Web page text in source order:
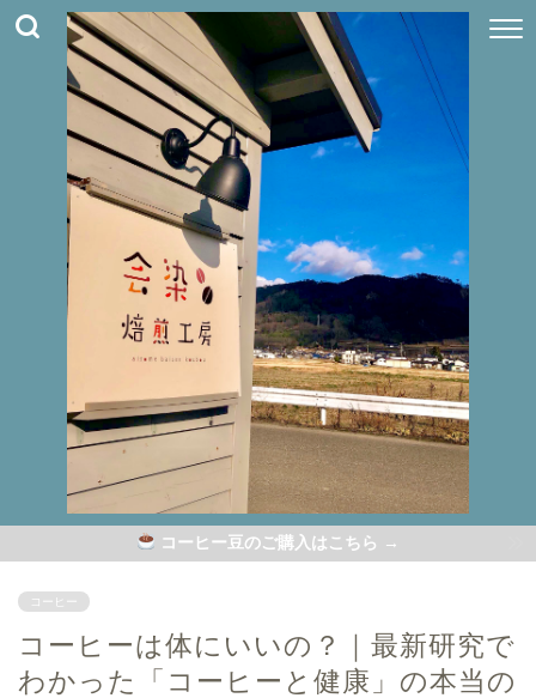
コーヒー豆のご購入はこちら →
コーヒー
コーヒーは体にいいの？｜最新研究で
わかった「コーヒーと健康」の本当の